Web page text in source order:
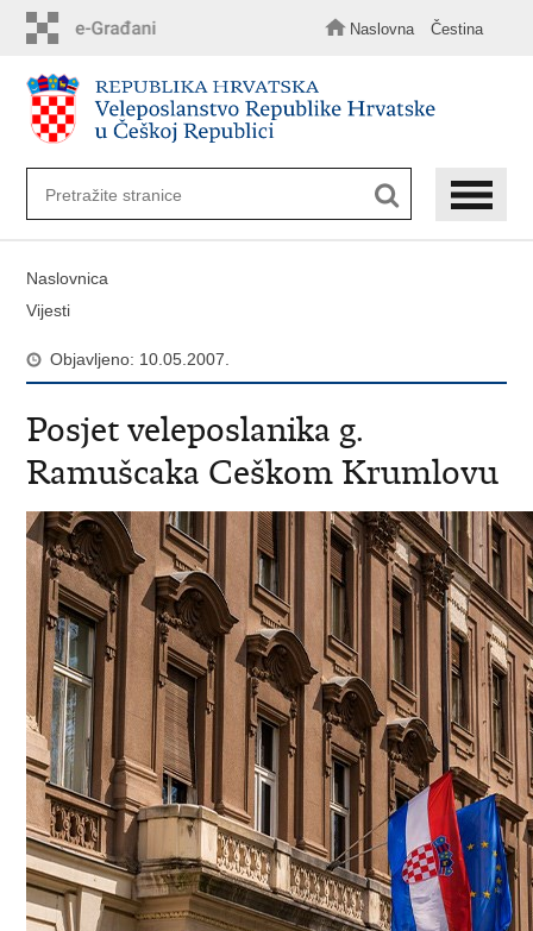
sadržaj
Naslovna Čestina
Naslovnica
Vijesti
Objavljeno: 10.05.2007.
Posjet veleposlanika g.
Ramušcaka Ceškom Krumlovu